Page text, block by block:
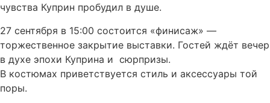
чувства Куприн пробудил в душе.
27 сентября в 15:00 состоится «финисаж» —
торжественное закрытие выставки. Гостей ждёт вечер
в духе эпохи Куприна и сюрпризы.
В костюмах приветствуется стиль и аксессуары той
поры.